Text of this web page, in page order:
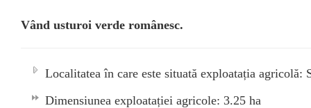
Vând usturoi verde românesc.
Localitatea în care este situată exploatația agricolă:
Dimensiunea exploatației agricole: 3.25 ha